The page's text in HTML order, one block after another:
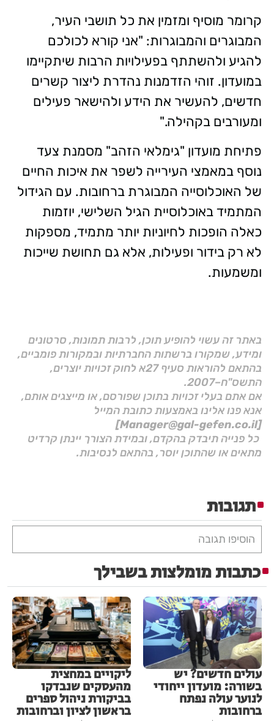
קרומר מוסיף ומזמין את כל תושבי העיר,
המבוגרים והמבוגרות: "אני קורא לכולכם
להגיע ולהשתתף בפעילויות הרבות שיתקיימו
במועדון. זוהי הזדמנות נהדרת ליצור קשרים
חדשים, להעשיר את הידע ולהישאר פעילים
ומעורבים בקהילה."
פתיחת מועדון "גימלאי הזהב" מסמנת צעד
נוסף במאמצי העירייה לשפר את איכות החיים
של האוכלוסייה המבוגרת ברחובות. עם הגידול
המתמיד באוכלוסיית הגיל השלישי, יוזמות
כאלה הופכות לחיוניות יותר מתמיד, מספקות
לא רק בידור ופעילות, אלא גם תחושת שייכות
ומשמעות.
באתר זה עשוי להופיע תוכן, לרבות תמונות, סרטונים
ומידע, שמקורו ברשתות החברתיות ובמקורות פומביים,
בהתאם להוראות סעיף 27א לחוק זכויות יוצרים,
התשס"ח–2007.
אם אתם בעלי זכויות בתוכן שפורסם, או מייצגים אותם,
אנא פנו אלינו באמצעות כתובת המייל
[Manager@gal-gefen.co.il]
כל פנייה תיבדק בהקדם, ובמידת הצורך יינתן קרדיט
מתאים או שהתוכן יוסר, בהתאם לנסיבות.
תגובות
הוסיפו תגובה
כתבות מומלצות בשבילך
עולים חדשים? יש
בשורה: מועדון ייחודי
לנוער עולה נפתח
ברחובות
ליקויים במחצית
מהעסקים שנבדקו
בביקורת ניהול ספרים
בראשון לציון וברחובות